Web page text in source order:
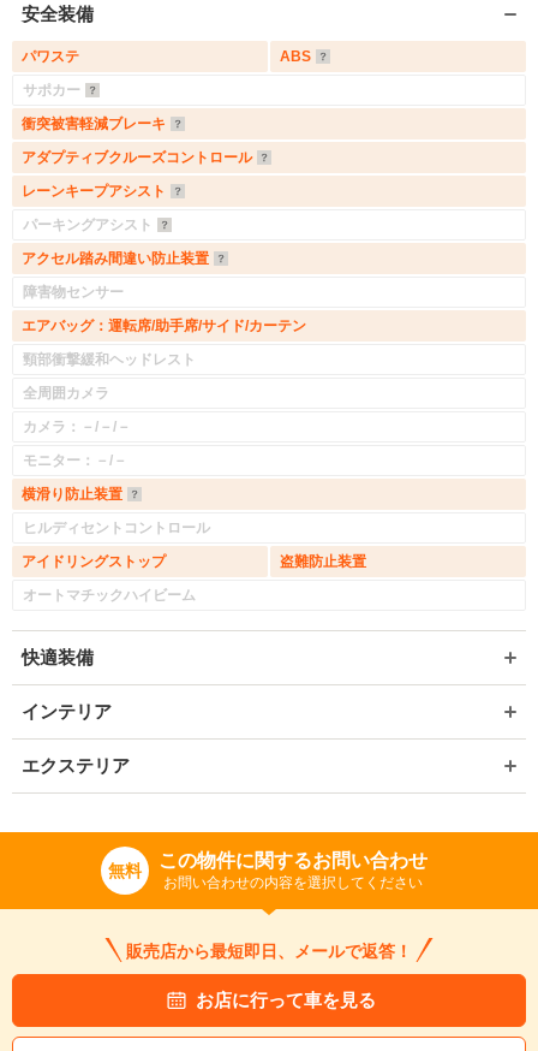
安全装備
パワステ
ABS
サポカー
衝突被害軽減ブレーキ
アダプティブクルーズコントロール
レーンキープアシスト
パーキングアシスト
アクセル踏み間違い防止装置
障害物センサー
エアバッグ：運転席/助手席/サイド/カーテン
頸部衝撃緩和ヘッドレスト
全周囲カメラ
カメラ：－/－/－
モニター：－/－
横滑り防止装置
ヒルディセントコントロール
アイドリングストップ
盗難防止装置
オートマチックハイビーム
快適装備
インテリア
エクステリア
無料 この物件に関するお問い合わせ
お問い合わせの内容を選択してください
販売店から最短即日、メールで返答！
お店に行って車を見る